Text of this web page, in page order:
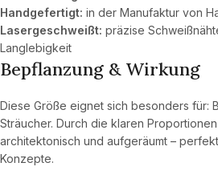
Handgefertigt: in der Manufaktur von
Lasergeschweißt: präzise
Langlebigkeit
Bepflanzung & Wirkung
Diese Größe eignet sich besonders für:
Sträucher. Durch die klaren
architektonisch und aufgeräumt –
Konzepte.